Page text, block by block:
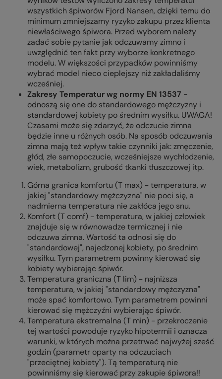
wszystkich śpiworów Fjord Nansen, dzięki temu do
minimum zmniejszamy ryzyko zakupu przez klienta
niewłaściwego śpiwora. Przed wyborem należy
zadać sobie pytanie jak odczuwamy zimno i
uwzględnić ten fakt przy wyborze konkretnego
modelu. W większości przypadków powinniśmy
wybrać model nieco cieplejszy niż zakładaliśmy
wcześniej.
Zakresy Temperatur wg normy EN 13537 -
odnoszą się one do standardowego mężczyzny i
standardowej kobiety po średnim wysiłku. UWAGA!
Czasami może się zdarzyć, że odczucie zimna
będzie inne u różnych osób. Na sposób odczuwania
zimna mają też wpływ takie czynniki jak: zmęczenie,
głód, złe samopoczucie, wcześniejsze wychłodzenie,
wiek, metabolizm, grubość tkanki tłuszczowej itp.
Górna granica komfortu (T max) - temperatura, w
jakiej "standardowy mężczyzna" nie poci się, a
nadmierna temperatura nie zakłóca jego snu.
Komfort (T comf) - temperatura, w jakiej człowiek
znajduje się w równowadze termicznej i nie
odczuwa zimna. Wartość ta odnosi się do
"standardowej", najedzonej kobiety, po średnim
wysiłku. Tym parametrem powinny kierować się
kobiety wybierając śpiwór.
Temperatura graniczna (T lim) - najniższa
temperatura, w jakiej "standardowy mężczyzna"
może spać komfortowo. Tym parametrem powinni
kierować się mężczyźni wybierając śpiwór.
Temperatura ekstremalna (T min) - przekroczenie
tej wartości powoduje ryzyko hipotermii i oznacza
warunki, w których można przetrwać najwyżej sześć
godzin (parametr oparty na odczuciach
"przeciętnej kobiety"). Tą temperaturą nie
powinniśmy się kierować przy zakupie śpiwora!!